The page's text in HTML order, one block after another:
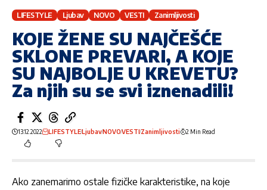
LIFESTYLE Ljubav NOVO VESTI Zanimljivosti
KOJE ŽENE SU NAJČEŠĆE
SKLONE PREVARI, A KOJE
SU NAJBOLJE U KREVETU?
Za njih su se svi iznenadili!
13.12.2022 LIFESTYLELjubavNOVOVESTIZanimljivosti 2 Min Read
Ako zanemarimo ostale fizičke karakteristike, na koje